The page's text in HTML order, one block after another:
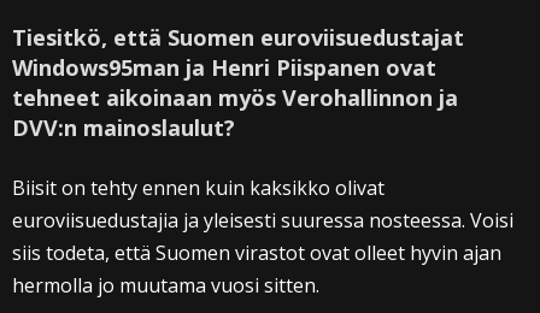
Tiesitkö, että Suomen euroviisuedustajat
Windows95man ja Henri Piispanen ovat
tehneet aikoinaan myös Verohallinnon ja
DVV:n mainoslaulut?
Biisit on tehty ennen kuin kaksikko olivat
euroviisuedustajia ja yleisesti suuressa nosteessa. Voisi
siis todeta, että Suomen virastot ovat olleet hyvin ajan
hermolla jo muutama vuosi sitten.